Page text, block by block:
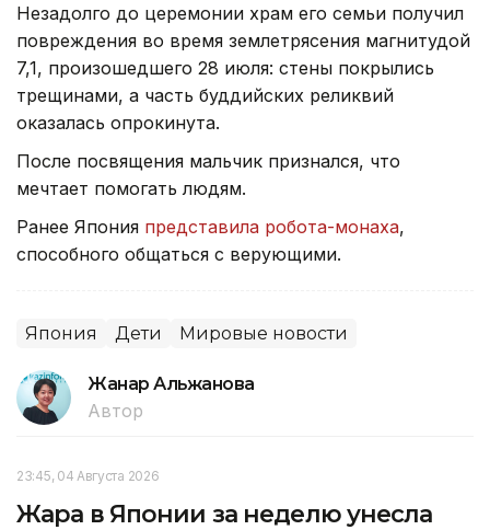
Незадолго до церемонии храм его семьи получил
повреждения во время землетрясения магнитудой
7,1, произошедшего 28 июля: стены покрылись
трещинами, а часть буддийских реликвий
оказалась опрокинута.
После посвящения мальчик признался, что
мечтает помогать людям.
Ранее Япония представила робота-монаха,
способного общаться с верующими.
Япония Дети Мировые новости
Жанар Альжанова
Автор
23:45, 04 Августа 2026
Жара в Японии за неделю унесла